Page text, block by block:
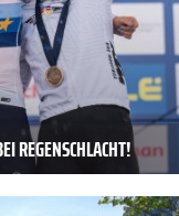
REGENSCHLACHT!